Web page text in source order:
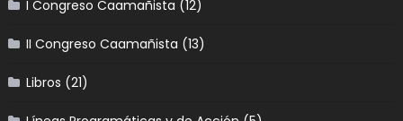
I Congreso Caamañista (12)
II Congreso Caamañista (13)
Libros (21)